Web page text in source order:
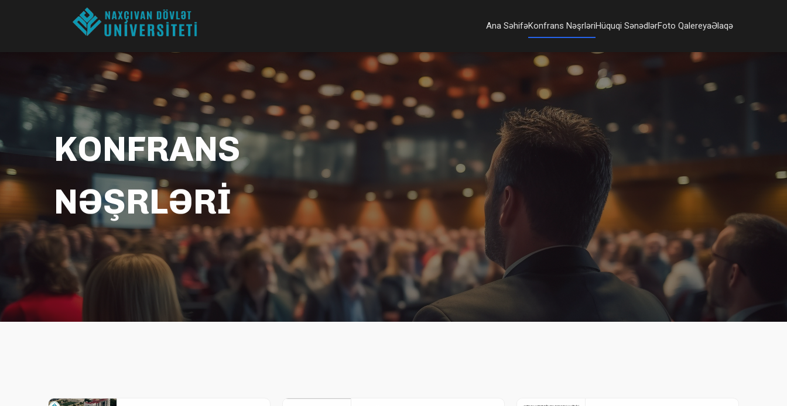
Ana SəhifəKonfrans NəşrləriHüquqi SənədlərFoto QalereyaƏlaqə
KONFRANS
NƏŞRLƏRİ